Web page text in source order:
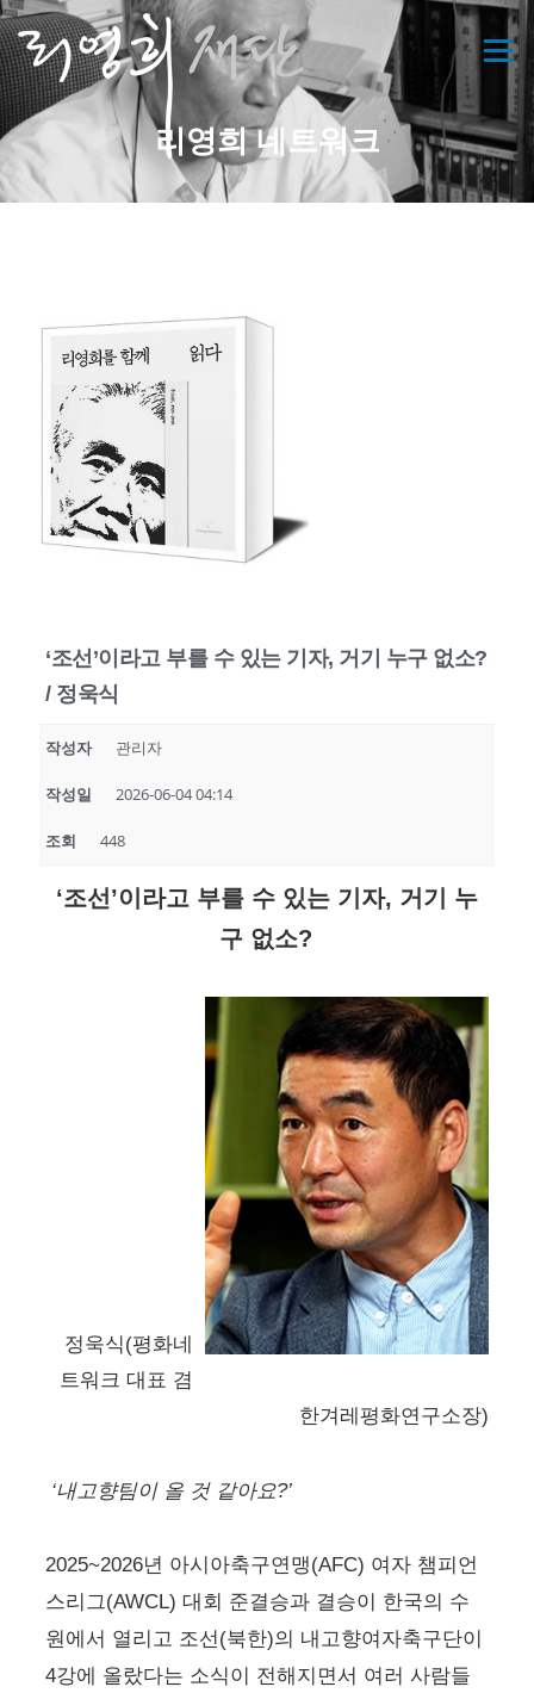
콘
텐
츠
로
바
로
가
기
메뉴
리영희 네트워크
‘조선’이라고 부를 수 있는 기자, 거기 누구 없소?
/ 정욱식
작성자 관리자
작성일 2026-06-04 04:14
조회 448
‘조선’이라고 부를 수 있는 기자, 거기 누
구 없소?
정욱식(평화네
트워크 대표 겸
한겨레평화연구소장)
‘내고향팀이 올 것 같아요?’
2025~2026년 아시아축구연맹(AFC) 여자 챔피언
스리그(AWCL) 대회 준결승과 결승이 한국의 수
원에서 열리고 조선(북한)의 내고향여자축구단이
4강에 올랐다는 소식이 전해지면서 여러 사람들